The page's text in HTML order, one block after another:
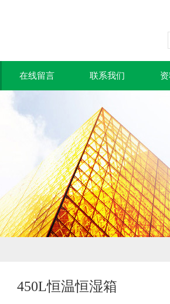
在线留言 联系我们
450L恒温恒湿箱